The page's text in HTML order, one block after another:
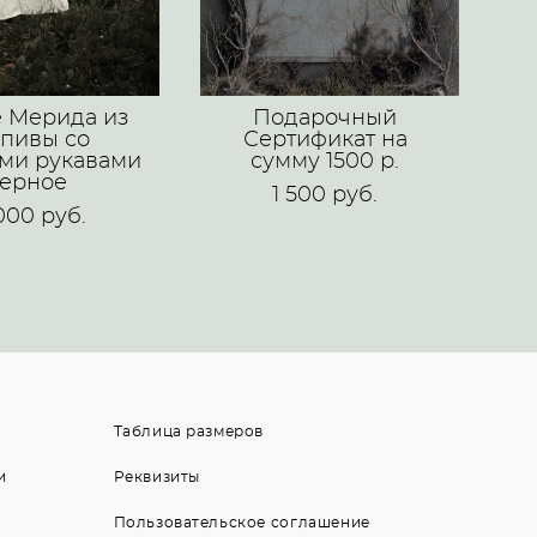
Мерида из
со
рукавами
pуб.
Подарочный
Сертификат на
сумму 1500 р.
1 500 pуб.
Таблица размеров
Реквизиты
Пользовательское соглашение